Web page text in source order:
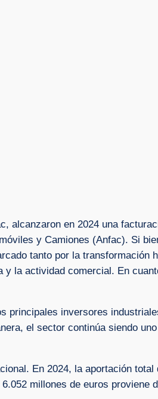
alcanzaron en 2024 una
y Camiones (Anfac). Si
tanto por la transformación
la actividad comercial. En
principales inversores
el sector continúa siendo
En 2024, la aportación
millones de euros proviene